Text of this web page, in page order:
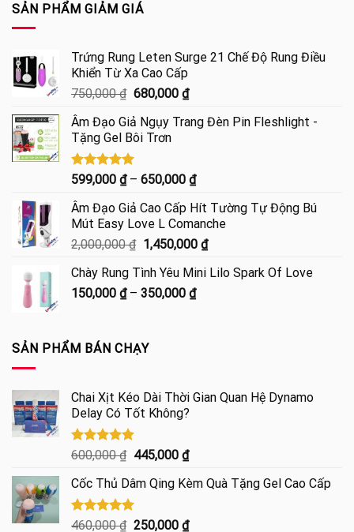
SẢN PHẨM GIẢM GIÁ
Trứng Rung Leten Surge 21 Chế Độ Rung Điều
Khiển Từ Xa Cao Cấp
750,000₫ Giá
là:
750,000 ₫.
680,000 ₫Giá
tại
Âm Đạo Giả Ngụy Trang Đèn Pin Fleshlight -
Tặng Gel Bôi Trơn
Được xếp
5.00
5 sao
599,000 ₫ – 650,000 ₫Khoảng
từ
599,000 ₫
đến
Âm Đạo Giả Cao Cấp Hít Tường Tự Động Bú
Mút Easy Love L Comanche
2,000,000₫ Giá
là:
2,000,000 ₫.
1,450,000 ₫Giá
tại
Chày Rung Tình Yêu Mini Lilo Spark Of Love
150,000 ₫ – 350,000 ₫Khoảng
SẢN PHẨM BÁN CHẠY
Chai Xịt Kéo Dài Thời Gian Quan Hệ Dynamo
Delay Có Tốt Không?
Được xếp
4.85
5 sao
600,000₫ Giá
là:
600,000 ₫.
445,000 ₫Giá
tại
445,000 ₫.
Cốc Thủ Dâm Qing Kèm Quà Tặng Gel Cao Cấp
Được xếp
460,000₫ Giá
250,000 ₫Giá